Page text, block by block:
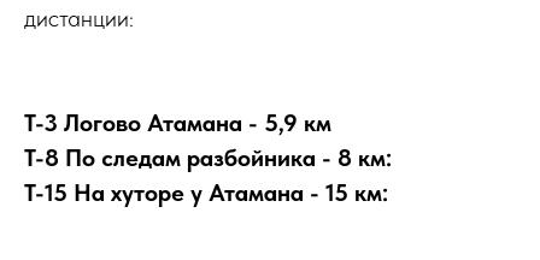
дистанции:
Т-3 Логово Атамана - 5,9 км
Т-8 По следам разбойника - 8 км:
Т-15 На хуторе у Атамана - 15 км: